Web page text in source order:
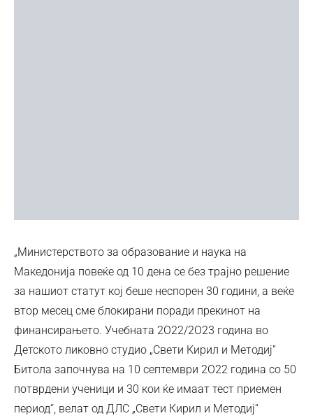
„Министерството за образование и наука на
Македонија повеќе од 10 дена се без трајно решение
за нашиот статут кој беше неспорен 30 години, а веќе
втор месец сме блокирани поради прекинот на
финансирањето. Учебната 2О22/2О23 година во
Детското ликовно студио „Свети Кирил и Методиј”
Битола започнува на 10 септември 2О22 година со 50
потврдени ученици и 30 кои ќе имаат тест приемен
период“, велат од ДЛС „Свети Кирил и Методиј“